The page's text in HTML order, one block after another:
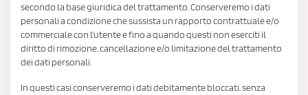
secondo la base giuridica del trattamento. Conserveremo i dati
personali a condizione che sussista un rapporto contrattuale e/o
commerciale con l'utente e fino a quando questi non eserciti il
diritto di rimozione, cancellazione e/o limitazione del trattamento
dei dati personali.
In questi casi conserveremo i dati debitamente bloccati, senza